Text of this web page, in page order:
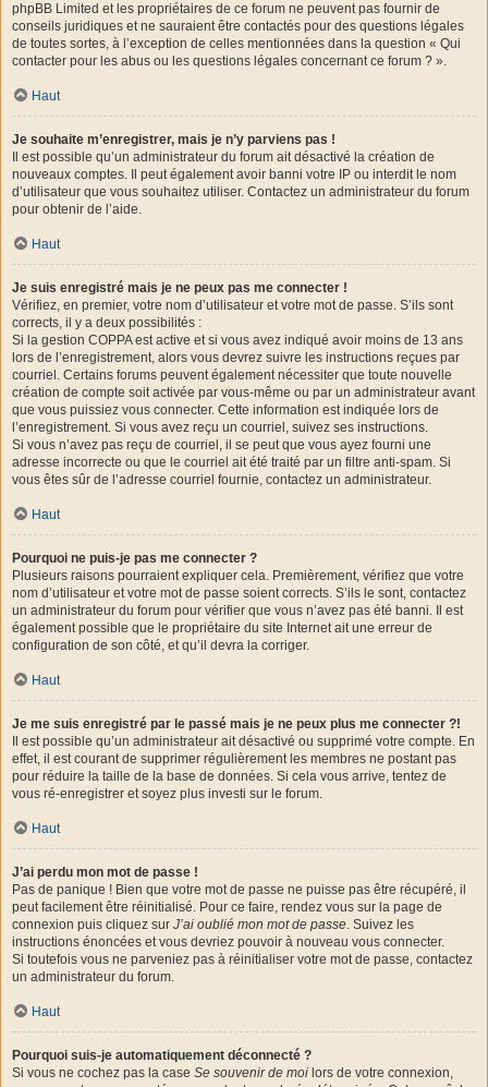
phpBB Limited et les propriétaires de ce forum ne peuvent pas fournir de
conseils juridiques et ne sauraient être contactés pour des questions légales
de toutes sortes, à l’exception de celles mentionnées dans la question « Qui
contacter pour les abus ou les questions légales concernant ce forum ? ».
Haut
Je souhaite m’enregistrer, mais je n’y parviens pas !
Il est possible qu’un administrateur du forum ait désactivé la création de
nouveaux comptes. Il peut également avoir banni votre IP ou interdit le nom
d’utilisateur que vous souhaitez utiliser. Contactez un administrateur du forum
pour obtenir de l’aide.
Haut
Je suis enregistré mais je ne peux pas me connecter !
Vérifiez, en premier, votre nom d’utilisateur et votre mot de passe. S’ils sont
corrects, il y a deux possibilités :
Si la gestion COPPA est active et si vous avez indiqué avoir moins de 13 ans
lors de l’enregistrement, alors vous devrez suivre les instructions reçues par
courriel. Certains forums peuvent également nécessiter que toute nouvelle
création de compte soit activée par vous-même ou par un administrateur avant
que vous puissiez vous connecter. Cette information est indiquée lors de
l’enregistrement. Si vous avez reçu un courriel, suivez ses instructions.
Si vous n’avez pas reçu de courriel, il se peut que vous ayez fourni une
adresse incorrecte ou que le courriel ait été traité par un filtre anti-spam. Si
vous êtes sûr de l’adresse courriel fournie, contactez un administrateur.
Haut
Pourquoi ne puis-je pas me connecter ?
Plusieurs raisons pourraient expliquer cela. Premièrement, vérifiez que votre
nom d’utilisateur et votre mot de passe soient corrects. S’ils le sont, contactez
un administrateur du forum pour vérifier que vous n’avez pas été banni. Il est
également possible que le propriétaire du site Internet ait une erreur de
configuration de son côté, et qu’il devra la corriger.
Haut
Je me suis enregistré par le passé mais je ne peux plus me connecter ?!
Il est possible qu’un administrateur ait désactivé ou supprimé votre compte. En
effet, il est courant de supprimer régulièrement les membres ne postant pas
pour réduire la taille de la base de données. Si cela vous arrive, tentez de
vous ré-enregistrer et soyez plus investi sur le forum.
Haut
J’ai perdu mon mot de passe !
Pas de panique ! Bien que votre mot de passe ne puisse pas être récupéré, il
peut facilement être réinitialisé. Pour ce faire, rendez vous sur la page de
connexion puis cliquez sur J’ai oublié mon mot de passe. Suivez les
instructions énoncées et vous devriez pouvoir à nouveau vous connecter.
Si toutefois vous ne parveniez pas à réinitialiser votre mot de passe, contactez
un administrateur du forum.
Haut
Pourquoi suis-je automatiquement déconnecté ?
Si vous ne cochez pas la case Se souvenir de moi lors de votre connexion,